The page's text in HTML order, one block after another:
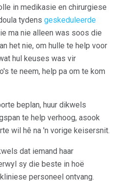
in medikasie en chirurgiese
tydens geskeduleerde
ma nie alleen was soos die
het nie, om hulle te help voor
hul keuses was vir
te neem, help pa om te kom
beplan, huur dikwels
te help verhoog, asook
wil hê na 'n vorige keisersnit.
dat iemand haar
sy die beste in hoë
personeel ontvang.